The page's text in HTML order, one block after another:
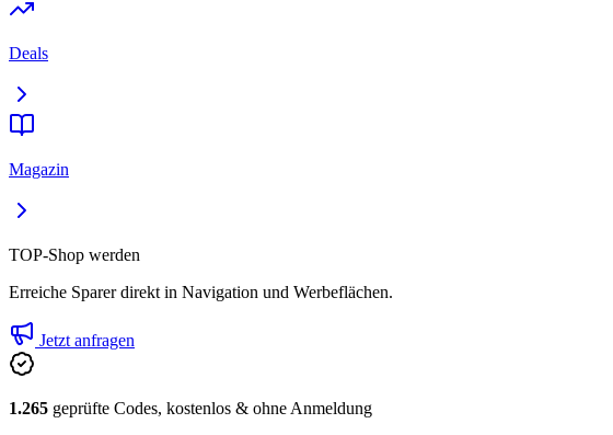
Deals
Magazin
TOP-Shop werden
Erreiche Sparer direkt in Navigation und Werbeflächen.
Jetzt anfragen
1.265 geprüfte Codes, kostenlos & ohne Anmeldung